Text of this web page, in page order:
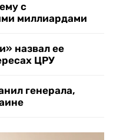
с
миллиардами
назвал ее
ЦРУ
генерала,